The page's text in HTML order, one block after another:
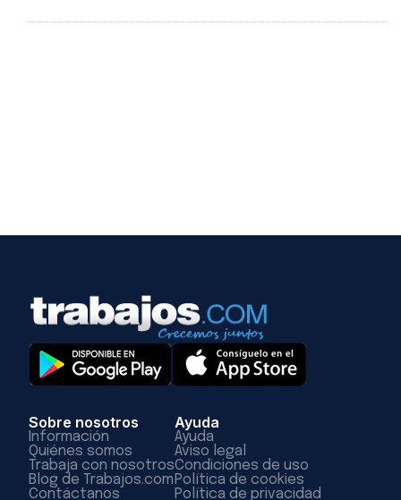
Sobre nosotros
Información
Quiénes somos
Trabaja con nosotros
Blog de Trabajos.com
Contáctanos
Ayuda
Ayuda
Aviso legal
Condiciones de uso
Política de cookies
Política de privacidad